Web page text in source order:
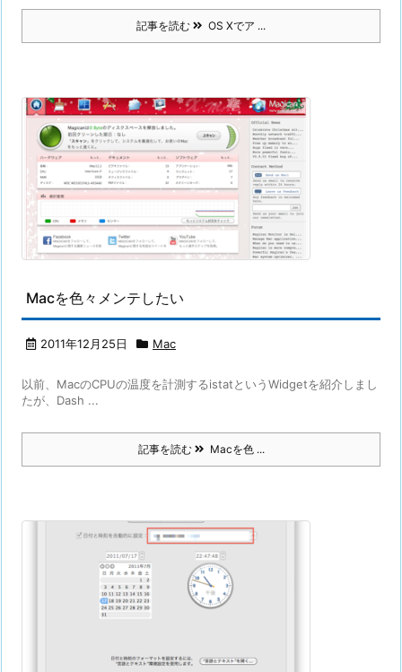
記事を読む OS Xでア ...
Macを色々メンテしたい
2011年12月25日 Mac
以前、MacのCPUの温度を計測するistatというWidgetを紹介しまし
たが、Dash ...
記事を読む Macを色 ...